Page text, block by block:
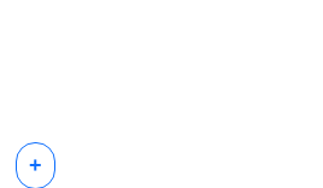
+